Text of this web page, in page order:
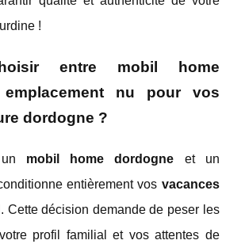
!
entre mobil home
nu pour vos
dordogne ?
mobil home dordogne et un
entièrement vos vacances
. Cette décision demande de peser les
profil familial et vos attentes de